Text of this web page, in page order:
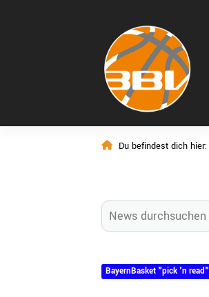
Du befindest dich hier:
BayernBasket "pick 'n read"